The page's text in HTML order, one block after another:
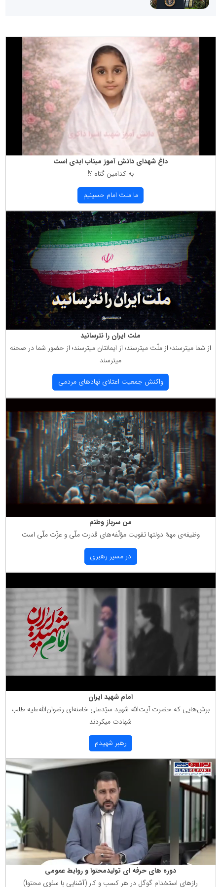
داغ شهدای دانش آموز میناب ابدی است
به كدامین گناه ؟!
ما ملت امام حسینیم
ملت ایران را نترسانید
از شما میترسند؛ از ملّت میترسند؛ از ایمانتان میترسند؛ از حضور شما در صحنه
میترسند
واكنش جمعیت اعتلای نهادهای مردمی
من سرباز وطنم
وظیفه‌ی مهمّ دولتها تقویت مؤلّفه‌های قدرت ملّی و عزّت ملّی است
در مسیر رهبری
امام شهید ایران
برش‌هایی كه حضرت آیت‌الله شهید سیّدعلی خامنه‌ای رضوان‌الله‌علیه طلب
شهادت میكردند
رهبر شهیدم
دوره های حرفه ای تولیدمحتوا و روابط عمومی
رازهای استخدام گوگل در هر كسب و كار (آشنایی با سئوی محتوا)